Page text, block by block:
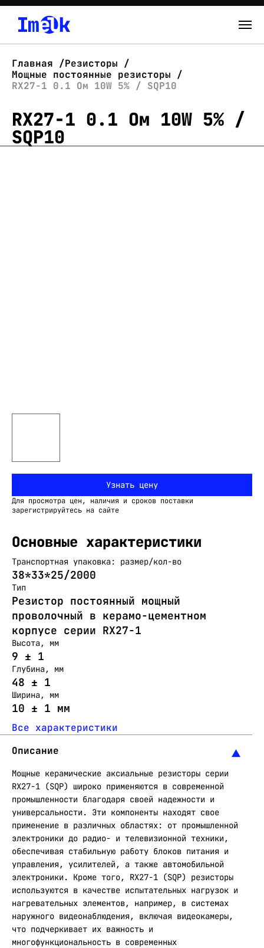
О нас
Новости
Склад
Главная
Резисторы
Мощные постоянные резисторы
RX27-1 0.1 Ом 10W 5% / SQP10
RX27-1 0.1 Ом 10W 5% /
SQP10
Узнать цену
Для просмотра цен, наличия и сроков поставки
зарегистрируйтесь на сайте
Основные характеристики
Транспортная упаковка: размер/кол-во
38*33*25/2000
Тип
Резистор постоянный мощный
проволочный в керамо-цементном
корпусе серии RX27-1
Высота, мм
9 ± 1
Глубина, мм
48 ± 1
Ширина, мм
10 ± 1 мм
Все характеристики
Описание
Мощные керамические аксиальные резисторы серии
RX27-1 (SQP) широко применяются в современной
промышленности благодаря своей надежности и
универсальности. Эти компоненты находят свое
применение в различных областях: от промышленной
электроники до радио- и телевизионной техники,
обеспечивая стабильную работу блоков питания и
управления, усилителей, а также автомобильной
электроники. Кроме того, RX27-1 (SQP) резисторы
используются в качестве испытательных нагрузок и
нагревательных элементов, например, в системах
наружного видеонаблюдения, включая видеокамеры,
что подчеркивает их важность и
многофункциональность в современных